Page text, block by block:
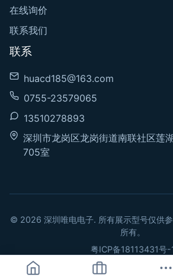
在线询价
联系我们
联系
huacd185@163.com
0755-23579065
13510278893
深圳市龙岗区龙岗街道南联社区莲
705室
© 2026 深圳唯电电子. 所有展示型号仅供
所有。
粤ICP备18113431号-